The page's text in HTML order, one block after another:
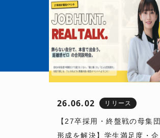
26.06.02 リリース
【27卒採用・終盤戦の母集団
形成を解決】学生満足度・企